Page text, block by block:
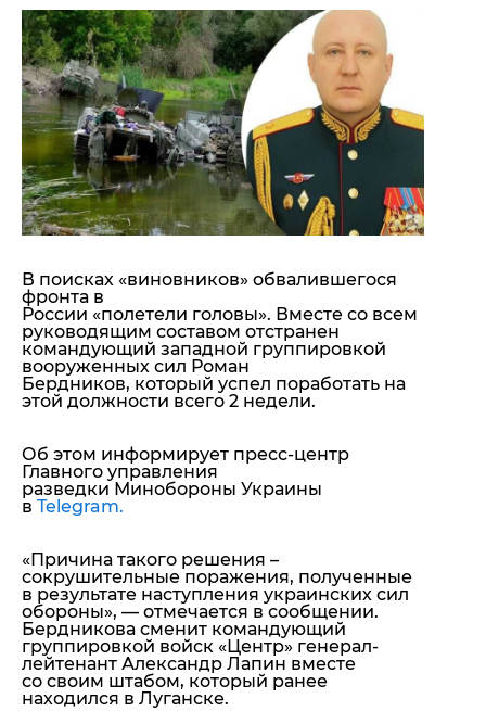
"ЛНР"
Оккупация Крыма
Новости Крыма
Донбасс
Армия Украины
Стиль Диалога
Шоу-биз
Культура
Общество
Пресс-релизы
Пресс-релизы
Авторское
Мнение
Блоги
ИноСМИ
В поисках «виновников» обвалившегося
фронта в
России «полетели головы». Вместе со всем
руководящим составом отстранен
командующий западной группировкой
вооруженных сил Роман
Бердников, который успел поработать на
этой должности всего 2 недели.
Об этом информирует пресс-центр
Главного управления
разведки Минобороны Украины
в Telegram.
«Причина такого решения –
сокрушительные поражения, полученные
в результате наступления украинских сил
обороны», — отмечается в сообщении.
Бердникова сменит командующий
группировкой войск «Центр» генерал-
лейтенант Александр Лапин вместе
со своим штабом, который ранее
находился в Луганске.